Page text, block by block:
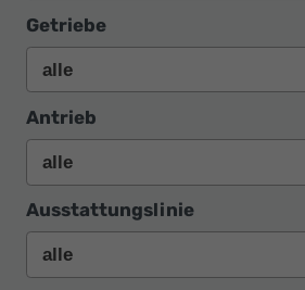
Getriebe
Antrieb
Ausstattungslinie